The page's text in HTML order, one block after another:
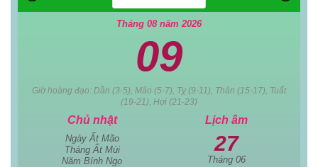
Tháng 08 năm 2026
09
Giờ hoàng đạo: Dần (3-5), Mão (5-7), Tỵ (9-11), Thân (15-17), Tuất
(19-21), Hợi (21-23)
Chủ nhật
Ngày Ất Mão
Tháng Ất Mùi
Năm Bính Ngọ
Lịch âm
27
Tháng 06